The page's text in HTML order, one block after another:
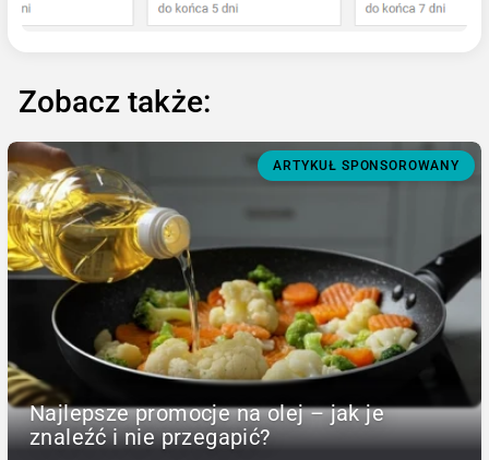
Zobacz także:
ARTYKUŁ SPONSOROWANY
Najlepsze promocje na olej – jak je
znaleźć i nie przegapić?